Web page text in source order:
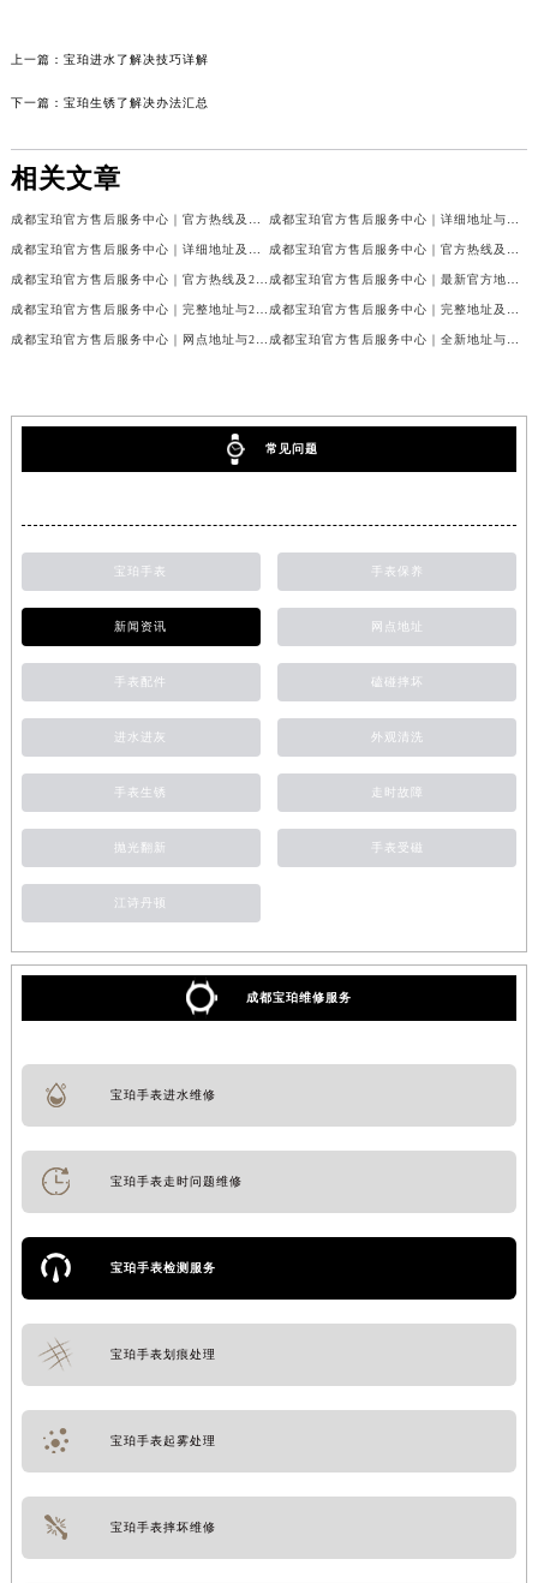
上一篇： 宝珀进水了解决技巧详解
下一篇： 宝珀生锈了解决办法汇总
相关文章
常见问题
宝珀手表 手表保养
新闻资讯 网点地址
手表配件 磕碰摔坏
进水进灰 外观清洗
手表生锈 走时故障
抛光翻新 手表受磁
江诗丹顿
成都宝珀维修服务
宝珀手表进水维修
宝珀手表走时问题维修
宝珀手表检测服务
宝珀手表划痕处理
宝珀手表起雾处理
宝珀手表摔坏维修